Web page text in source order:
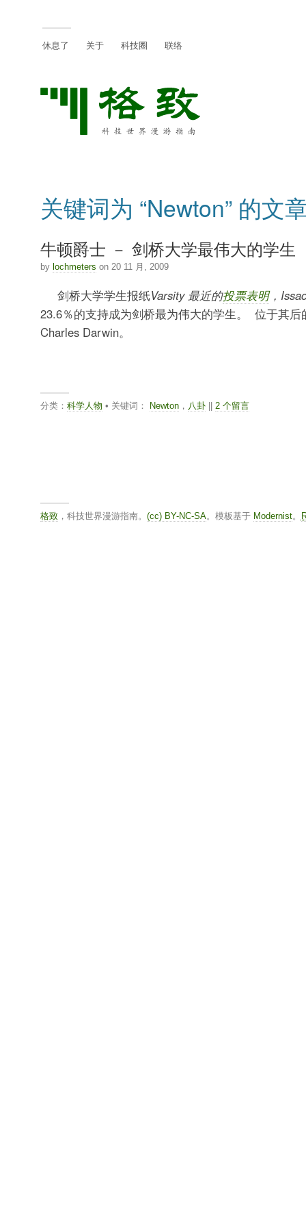
休息了 关于 科技圈 联络
关键词为 “Newton” 的文
牛顿爵士 － 剑桥大学最伟大的学生
by lochmeters on 20 11 月, 2009
剑桥大学学生报纸Varsity 最近的投票表明，
23.6％的支持成为剑桥最为伟大的学生。 位于其后
Charles Darwin。
分类： 科学人物 • 关键词： Newton， 八卦|| 2 个留言
格致，科技世界漫游指南。 (cc) BY-NC-SA。模板基于 Modernist。